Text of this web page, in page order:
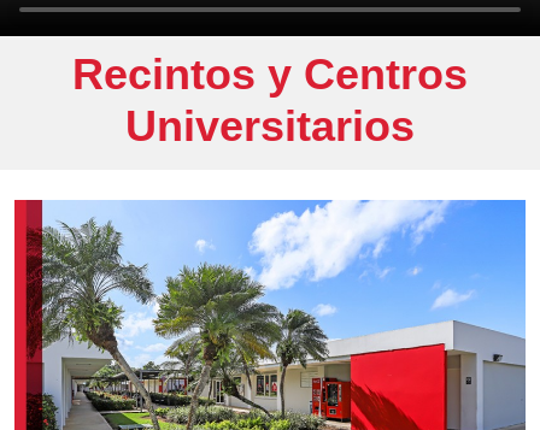
Recintos y Centros
Universitarios